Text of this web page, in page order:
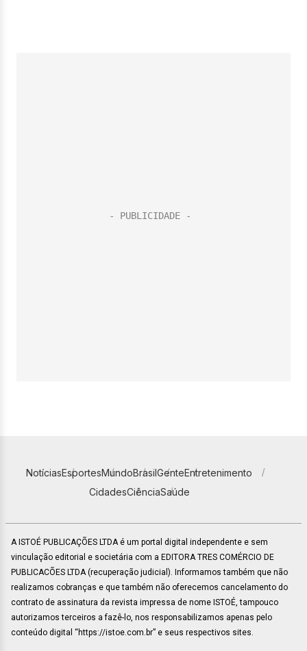
NotíciasEsportesMundoBrasilGenteEntretenimento
CidadesCiênciaSaúde
A ISTOÉ PUBLICAÇÕES LTDA é um portal digital independente e sem
vinculação editorial e societária com a EDITORA TRES COMÉRCIO DE
PUBLICACÕES LTDA (recuperação judicial). Informamos também que não
realizamos cobranças e que também não oferecemos cancelamento do
contrato de assinatura da revista impressa de nome ISTOÉ, tampouco
autorizamos terceiros a fazê-lo, nos responsabilizamos apenas pelo
conteúdo digital “https://istoe.com.br” e seus respectivos sites.